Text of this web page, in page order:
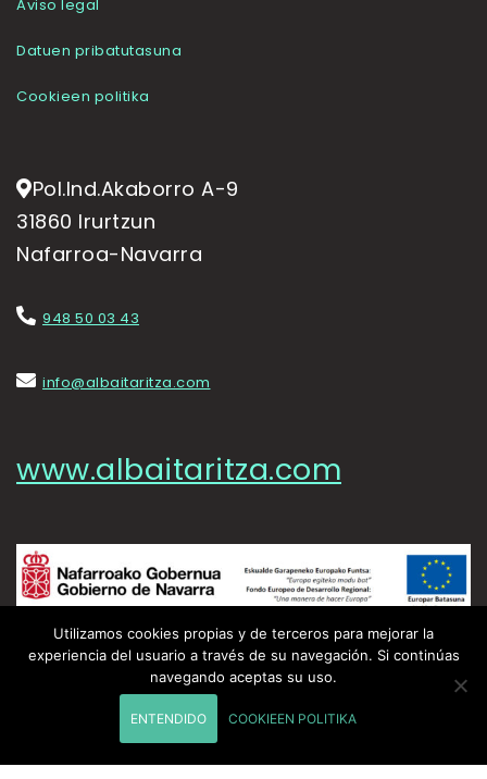
Aviso legal
Datuen pribatutasuna
Cookieen politika
Pol.Ind.Akaborro A-9
31860 Irurtzun
Nafarroa-Navarra
948 50 03 43
info@albaitaritza.com
www.albaitaritza.com
Esta empresa ha recibido una ayuda cofinanciada al 50% por el Fondo
2014-2020 de Navarra.
Nafarroako Gobernuak eta Eskualde Garapeneko Europako Funtsak,
Utilizamos cookies propias y de terceros para mejorar la
experiencia del usuario a través de su navegación. Si continúas
navegando aceptas su uso.
ENTENDIDO COOKIEEN POLITIKA